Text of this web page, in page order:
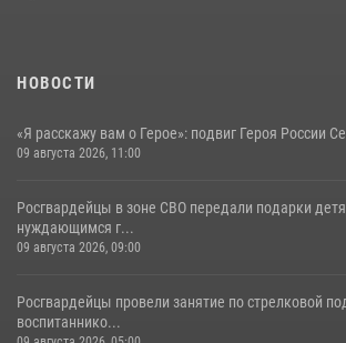
НОВОСТИ
«Я расскажу вам о Герое»: подвиг Героя России
09 августа 2026, 11:00
Росгвардейцы в зоне СВО передали подарки
нуждающимся г...
09 августа 2026, 09:00
Росгвардейцы провели занятие по стрелковой
воспитаннико...